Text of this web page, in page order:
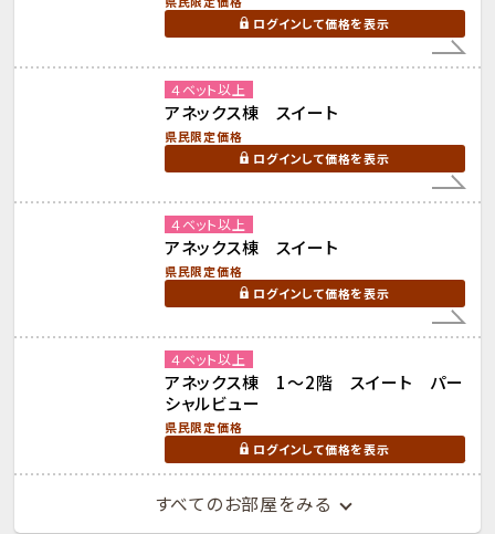
ログインして価格を表示
４ベット以上
アネックス棟 スイート
県民限定価格
ログインして価格を表示
４ベット以上
アネックス棟 スイート
県民限定価格
ログインして価格を表示
４ベット以上
アネックス棟 1～2階 スイート パー
シャルビュー
県民限定価格
ログインして価格を表示
すべてのお部屋をみる